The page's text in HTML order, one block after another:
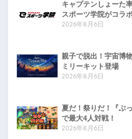
キャプテンしょーた
スポーツ学院がコラ
2026年8月6日
親子で脱出！宇宙博
ミリーキット登場
2026年8月6日
夏だ！祭りだ！『ぶ
で最大4人対戦！
2026年8月6日